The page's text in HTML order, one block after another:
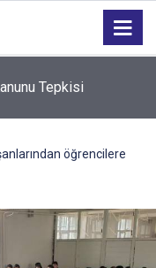
Tepkisi
öğrencilere